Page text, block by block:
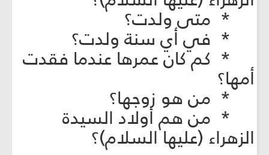
* متى ولدت؟
* في أي سنة ولدت؟
* كم كان عمرها عندما فقدت
أمها؟
* من هو زوجها؟
* من هم أولاد السيدة
الزهراء (عليها السلام)؟